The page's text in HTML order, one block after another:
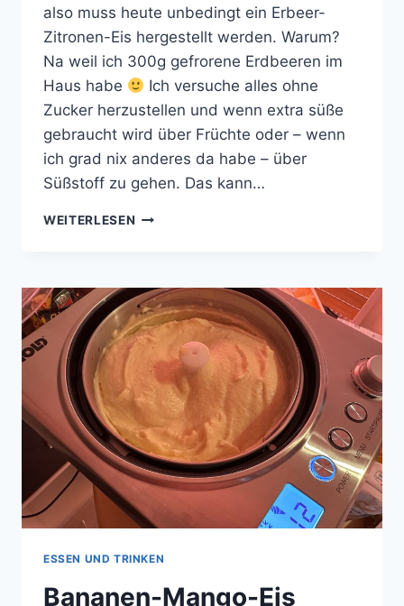
also muss heute unbedingt ein Erbeer-
Zitronen-Eis hergestellt werden. Warum?
Na weil ich 300g gefrorene Erdbeeren im
Haus habe
Ich versuche alles ohne
Zucker herzustellen und wenn extra süße
gebraucht wird über Früchte oder – wenn
ich grad nix anderes da habe – über
Süßstoff zu gehen. Das kann…
WEITERLESEN ERDBEER-
ZUCKER
ESSEN UND TRINKEN
Bananen-Mango-Eis